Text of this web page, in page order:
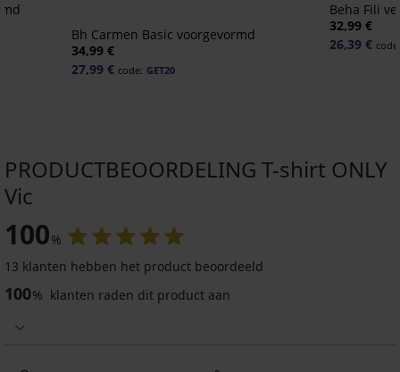
Bh Carmen Basic voorgevormd
34,99 €
27,99 € code: GET20
Beha Fili
32,99 €
26,39 €
PRODUCTBEOORDELING T-shirt ONLY
Vic
100%
13 klanten hebben het product beoordeeld
100% klanten raden dit product aan